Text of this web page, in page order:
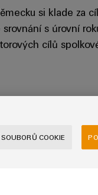
si klade za
s úrovní
cílů
COOKIE